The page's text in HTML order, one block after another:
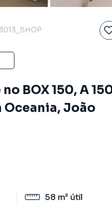
BOX 150, A
João
58 m² útil